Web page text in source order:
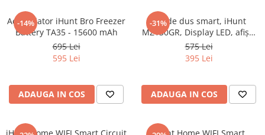
-14%
Acumulator iHunt Bro Freezer
Battery TA35 - 15600 mAh
695 Lei
595 Lei
ADAUGA IN COS
-31%
Set de dus smart, iHunt
MZ130GR, Display LED, afișaj
digital, 4 moduri de curgere,
ajustabil
575 Lei
395 Lei
ADAUGA IN COS